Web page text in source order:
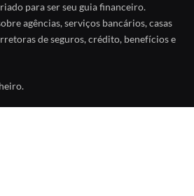
para ser seu guia financeiro.
agências, serviços bancários, casas
de seguros, crédito, benefícios e